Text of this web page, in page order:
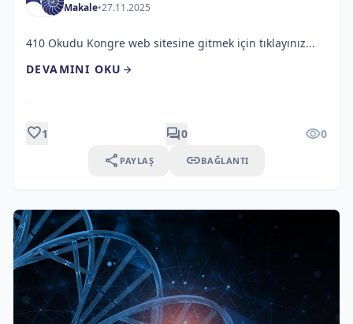
Makale•27.11.2025
410 Okudu Kongre web sitesine gitmek için tıklayınız...
DEVAMINI OKU arrow_forward
favorite1 forum0 visibility0
share PAYLAŞ linkBAĞLANTI